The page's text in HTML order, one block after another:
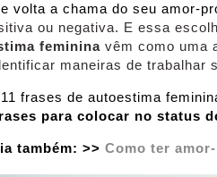
volta a chama do seu amor-
ou negativa. E essa
feminina vêm como uma
maneiras de trabalhar
frases de autoestima
para colocar no status
também: >> Como ter